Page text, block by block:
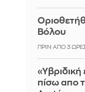
Βόλου
ΠΡΙΝ ΑΠΌ 3
«Υβριδική
πίσω απο